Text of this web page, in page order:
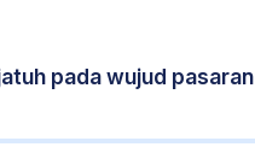
pada wujud pasaran